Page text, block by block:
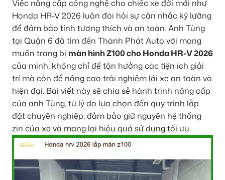
Việc nâng cấp công nghệ cho chiếc xe đời mới như
Honda HR-V 2026 luôn đòi hỏi sự cân nhắc kỹ lưỡng
để đảm bảo tính tương thích và an toàn. Anh Tùng
tại Quận 6 đã tìm đến Thành Phát Auto với mong
muốn trang bị màn hình Z100 cho Honda HR-V 2026
của mình, không chỉ để tận hưởng các tiện ích giải
trí mà còn để nâng cao trải nghiệm lái xe an toàn và
hiện đại. Bài viết này sẽ chia sẻ hành trình nâng cấp
của anh Tùng, từ lý do lựa chọn đến quy trình lắp
đặt chuyên nghiệp, đảm bảo giữ nguyên hệ thống
zin của xe và mang lại hiệu quả sử dụng tối ưu.